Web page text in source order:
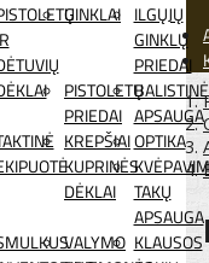
GINKLAI ILGŲJŲ
GINKLŲ
PRIEDAI
PISTOLETŲ
PRIEDAI
BALISTINĖ
APSAUGA
KREPŠIAI
KUPRINĖS
DĖKLAI
OPTIKA
TAKŲ
APSAUGA
VALYMO KLAUSOS